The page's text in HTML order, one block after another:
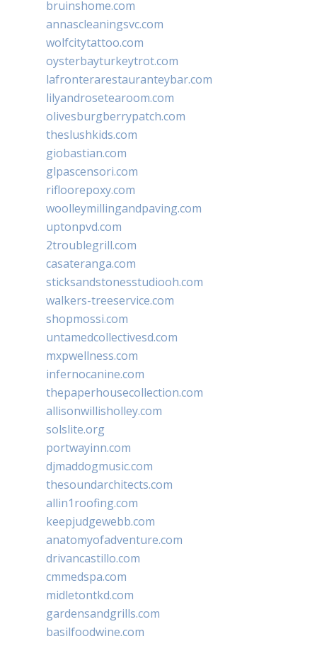
bruinshome.com
annascleaningsvc.com
wolfcitytattoo.com
oysterbayturkeytrot.com
lafronterarestauranteybar.com
lilyandrosetearoom.com
olivesburgberrypatch.com
theslushkids.com
giobastian.com
glpascensori.com
rifloorepoxy.com
woolleymillingandpaving.com
uptonpvd.com
2troublegrill.com
casateranga.com
sticksandstonesstudiooh.com
walkers-treeservice.com
shopmossi.com
untamedcollectivesd.com
mxpwellness.com
infernocanine.com
thepaperhousecollection.com
allisonwillisholley.com
solslite.org
portwayinn.com
djmaddogmusic.com
thesoundarchitects.com
allin1roofing.com
keepjudgewebb.com
anatomyofadventure.com
drivancastillo.com
cmmedspa.com
midletontkd.com
gardensandgrills.com
basilfoodwine.com